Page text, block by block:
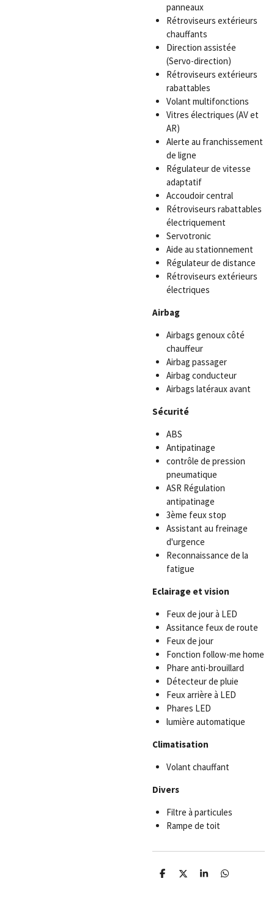
panneaux
Rétroviseurs extérieurs
chauffants
Direction assistée
(Servo-direction)
Rétroviseurs extérieurs
rabattables
Volant multifonctions
Vitres électriques (AV et
AR)
Alerte au franchissement
de ligne
Régulateur de vitesse
adaptatif
Accoudoir central
Rétroviseurs rabattables
électriquement
Servotronic
Aide au stationnement
Régulateur de distance
Rétroviseurs extérieurs
électriques
Airbag
Airbags genoux côté
chauffeur
Airbag passager
Airbag conducteur
Airbags latéraux avant
Sécurité
ABS
Antipatinage
contrôle de pression
pneumatique
ASR Régulation
antipatinage
3ème feux stop
Assistant au freinage
d'urgence
Reconnaissance de la
fatigue
Eclairage et vision
Feux de jour à LED
Assitance feux de route
Feux de jour
Fonction follow-me home
Phare anti-brouillard
Détecteur de pluie
Feux arrière à LED
Phares LED
lumière automatique
Climatisation
Volant chauffant
Divers
Filtre à particules
Rampe de toit
P
P
P
P